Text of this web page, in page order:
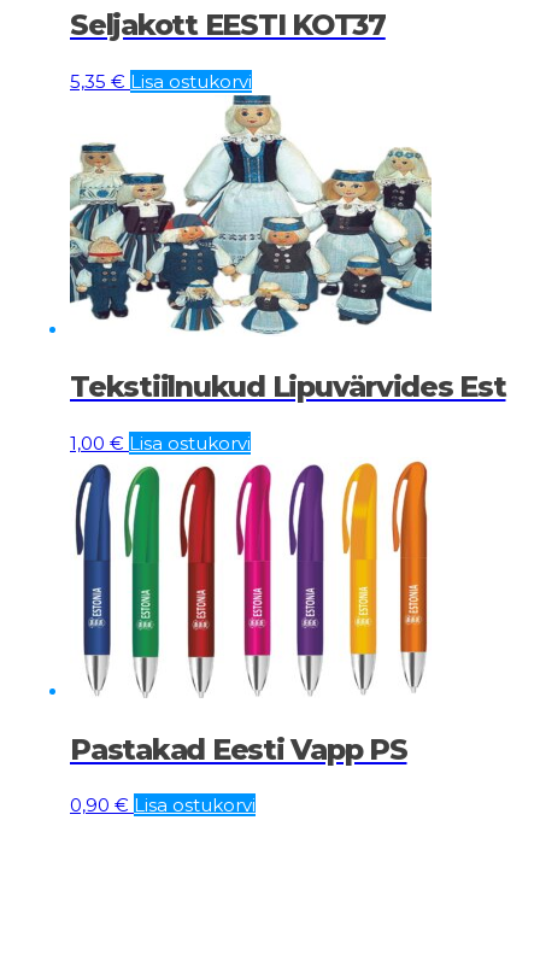
Seljakott EESTI KOT37
5,35 € Lisa ostukorvi
Tekstiilnukud Lipuvärvides Est
1,00 € Lisa ostukorvi
Pastakad Eesti Vapp PS
0,90 € Lisa ostukorvi